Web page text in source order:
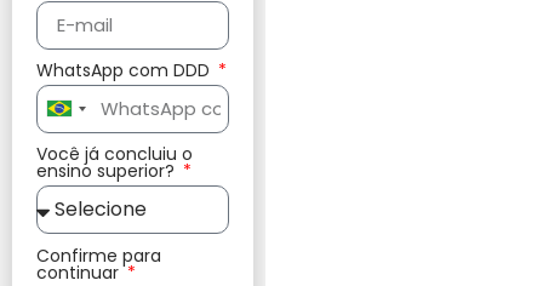
WhatsApp com DDD
Brazil
+55
Você já concluiu o
ensino superior?
Confirme para
continuar